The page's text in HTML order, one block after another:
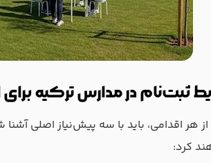
ثبت‌نام در مدارس ترکیه برای
هر اقدامی، باید با سه پیش‌نیاز اصلی
کرد: